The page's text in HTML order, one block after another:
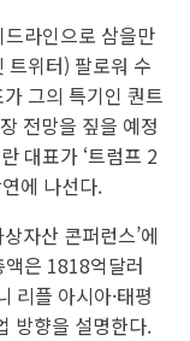
라인으로 삼을만
트위터) 팔로워 수
그의 특기인 퀀트
전망을 짚을 예정
대표가 ‘트럼프 2
에 나선다.
자산 콘퍼런스’에
은 1818억달러
리플 아시아·태평
방향을 설명한다.